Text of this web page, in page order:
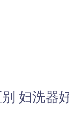
妇洗器